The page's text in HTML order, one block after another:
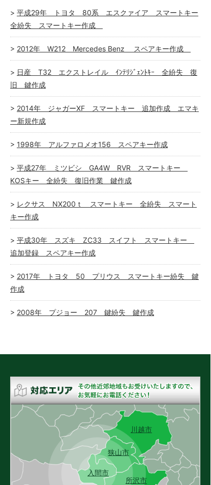
平成29年 トヨタ 80系 エスクァイア スマートキー
全紛失 スマートキー作成
2012年 W212 Mercedes Benz スペアキー作成
日産 T32 エクストレイル ｲﾝﾃﾘｼﾞｪﾝﾄｷｰ 全紛失 復
旧 鍵作成
2014年 ジャガーXF スマートキー 追加作成 エマキ
ー新規作成
1998年 アルファロメオ156 スペアキー作成
平成27年 ミツビシ GA4W RVR スマートキー
KOSキー 全紛失 復旧作業 鍵作成
レクサス NX200ｔ スマートキー 全紛失 スマート
キー作成
平成30年 スズキ ZC33 スイフト スマートキー
追加登録 スペアキー作成
2017年 トヨタ 50 プリウス スマートキー紛失 鍵
作成
2008年 プジョー 207 鍵紛失 鍵作成
入間市
狭山市
所沢市
川越市